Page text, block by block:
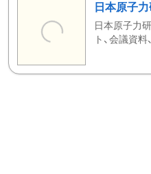
日本原子
日本原子力
ト、会議資